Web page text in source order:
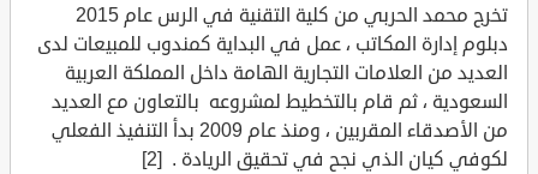
تخرج محمد الحربي من كلية التقنية في الرس عام 2015
دبلوم إدارة المكاتب ، عمل في البداية كمندوب للمبيعات لدى
العديد من العلامات التجارية الهامة داخل المملكة العربية
السعودية ، ثم قام بالتخطيط لمشروعه بالتعاون مع العديد
من الأصدقاء المقربين ، ومنذ عام 2009 بدأ التنفيذ الفعلي
لكوفي كيان الذي نجح في تحقيق الريادة . [2]